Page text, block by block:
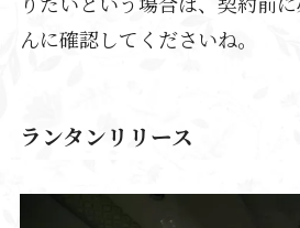
んに確認してくださいね。
ランタンリリース